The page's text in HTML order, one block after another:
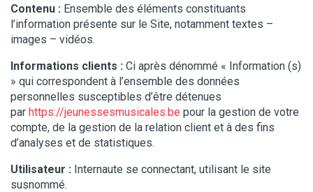
Contenu : Ensemble des éléments constituants
l’information présente sur le Site, notamment textes –
images – vidéos.
Informations clients : Ci après dénommé « Information (s)
» qui correspondent à l’ensemble des données
personnelles susceptibles d’être détenues
par https://jeunessesmusicales.be pour la gestion de votre
compte, de la gestion de la relation client et à des fins
d’analyses et de statistiques.
Utilisateur : Internaute se connectant, utilisant le site
susnommé.